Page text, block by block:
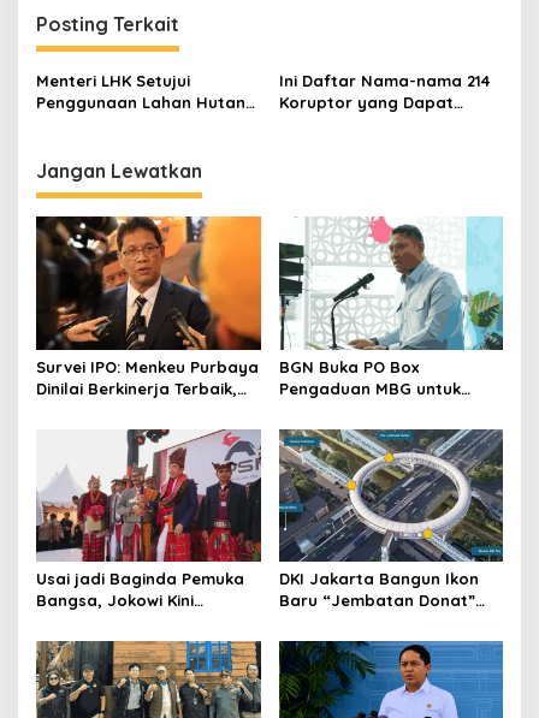
g
a
s
i
p
o
s
Posting Terkait
Menteri LHK Setujui
Penggunaan Lahan Hutan
Ini Daftar Nama-nama 214
Koruptor yang Dapat
Jangan Lewatkan
Survei IPO: Menkeu Purbaya
Dinilai Berkinerja Terbaik,
BGN Buka PO Box
Pengaduan MBG untuk
Masyarakat
Usai jadi Baginda Pemuka
Bangsa, Jokowi Kini
DKI Jakarta Bangun Ikon
Baru “Jembatan Donat”